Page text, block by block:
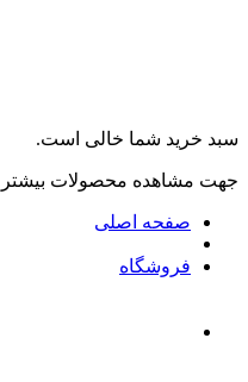
سبد خرید شما خالی است.
جهت مشاهده محصولات بیشتر
صفحه اصلی
فروشگاه